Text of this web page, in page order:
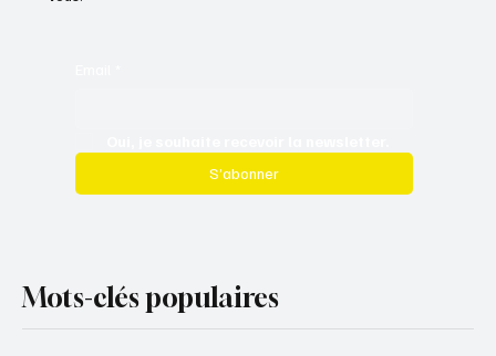
S’abonner
Mots-clés populaires